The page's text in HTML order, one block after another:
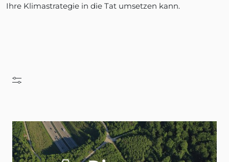
Ihre Klimastrategie in die Tat umsetzen kann.